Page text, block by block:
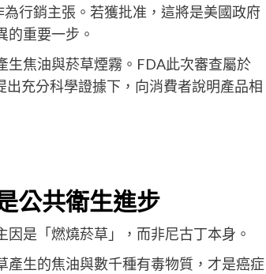
行銷主張。若獲批准，這將是美國政府
的重要一步。
生焦油與菸草煙霧。FDA此次審查屬於
出充分科學證據下，向消費者說明產品相
公共衛生進步
是「燃燒菸草」，而非尼古丁本身。
產生的焦油與數千種有毒物質，才是癌症